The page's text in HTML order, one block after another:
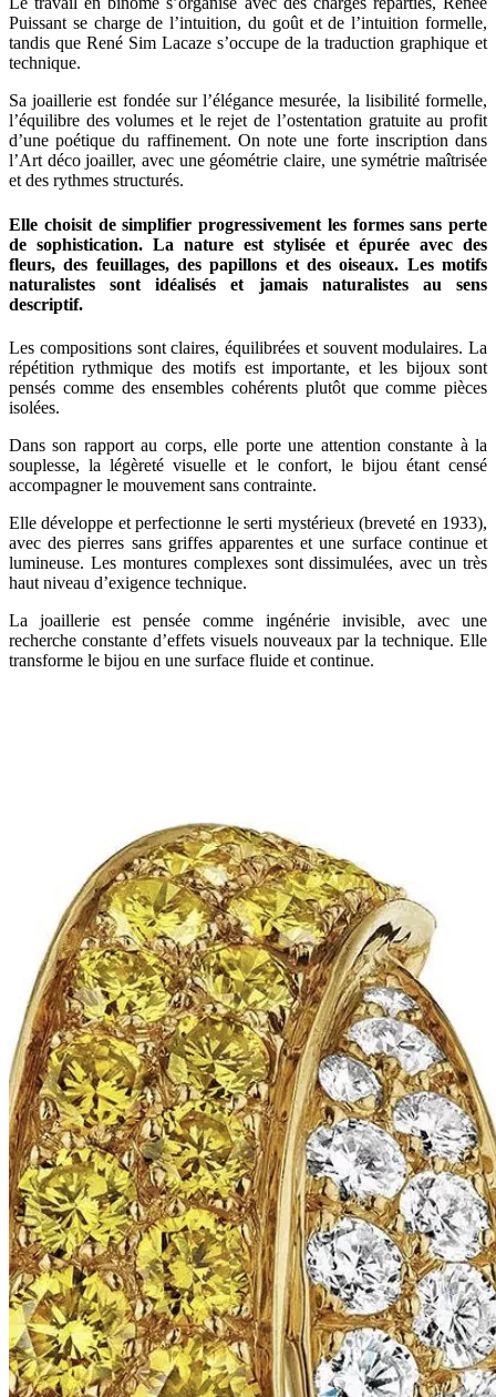
Puissant se charge de l’intuition, du goût et de l’intuition formelle,
tandis que René Sim Lacaze s’occupe de la traduction graphique et
technique.
Sa joaillerie est fondée sur l’élégance mesurée, la lisibilité formelle,
l’équilibre des volumes et le rejet de l’ostentation gratuite au profit
d’une poétique du raffinement. On note une forte inscription dans
l’Art déco joailler, avec une géométrie claire, une symétrie maîtrisée
et des rythmes structurés.
Elle choisit de simplifier progressivement les formes sans perte
de sophistication. La nature est stylisée et épurée avec des
fleurs, des feuillages, des papillons et des oiseaux. Les motifs
naturalistes sont idéalisés et jamais naturalistes au sens
descriptif.
Les compositions sont claires, équilibrées et souvent modulaires. La
répétition rythmique des motifs est importante, et les bijoux sont
pensés comme des ensembles cohérents plutôt que comme pièces
isolées.
Dans son rapport au corps, elle porte une attention constante à la
souplesse, la légèreté visuelle et le confort, le bijou étant censé
accompagner le mouvement sans contrainte.
Elle développe et perfectionne le serti mystérieux (breveté en 1933),
avec des pierres sans griffes apparentes et une surface continue et
lumineuse. Les montures complexes sont dissimulées, avec un très
haut niveau d’exigence technique.
La joaillerie est pensée comme ingénérie invisible, avec une
recherche constante d’effets visuels nouveaux par la technique. Elle
transforme le bijou en une surface fluide et continue.